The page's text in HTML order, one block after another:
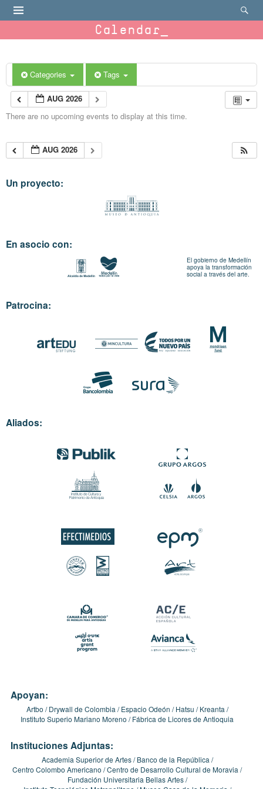
Calendar
Categories Tags
AUG 2026
There are no upcoming events to display at this time.
AUG 2026
Un proyecto:
En asocio con:
El gobierno de Medellín
apoya la transformación
social a través del arte.
Patrocina:
Aliados:
Apoyan:
Artbo Drywall de Colombia Espacio Odeón Hatsu
Kreanta
Instituto Superio Mariano Moreno
Fábrica de Licores de Antioquia
Instituciones Adjuntas:
Academia Superior de Artes
Banco de la República
Centro Colombo Americano Centro de Desarrollo Cultural de Moravia
Fundación Universitaria Bellas Artes